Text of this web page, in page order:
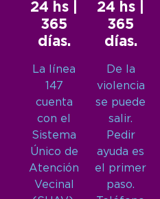
24 hs |
365
días.
La línea
147
cuenta
con el
Sistema
Único de
Atención
Vecinal
24 hs |
365
días.
De la
violencia
se puede
salir.
Pedir
ayuda es
el primer
paso.